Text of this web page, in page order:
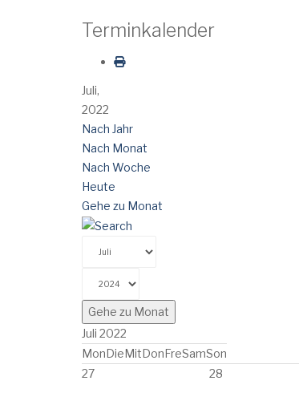
Terminkalender
Juli,
2022
Nach Jahr
Nach Monat
Nach Woche
Heute
Gehe zu Monat
Gehe zu Monat
Juli 2022
MonDieMitDonFreSamSon
27
28